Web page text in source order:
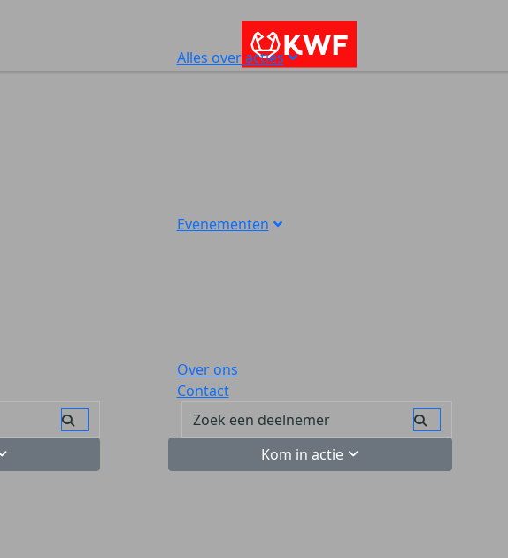
Alles over acties
Evenementen
Over ons
Contact
Kom in actie